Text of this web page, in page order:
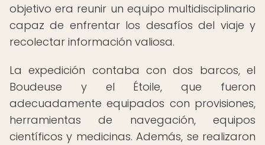
objetivo era reunir un equipo multidisciplinario
capaz de enfrentar los desafíos del viaje y
recolectar información valiosa.
La expedición contaba con dos barcos, el
Boudeuse y el Étoile, que fueron
adecuadamente equipados con provisiones,
herramientas de navegación, equipos
científicos y medicinas. Además, se realizaron